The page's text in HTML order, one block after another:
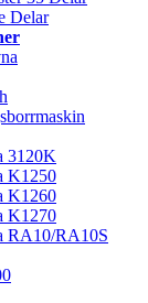
Delar
3120K
K1250
K1260
K1270
RA10/RA10S